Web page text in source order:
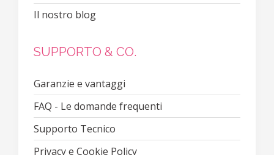
Il nostro blog
SUPPORTO & CO.
Garanzie e vantaggi
FAQ - Le domande frequenti
Supporto Tecnico
Privacy e Cookie Policy